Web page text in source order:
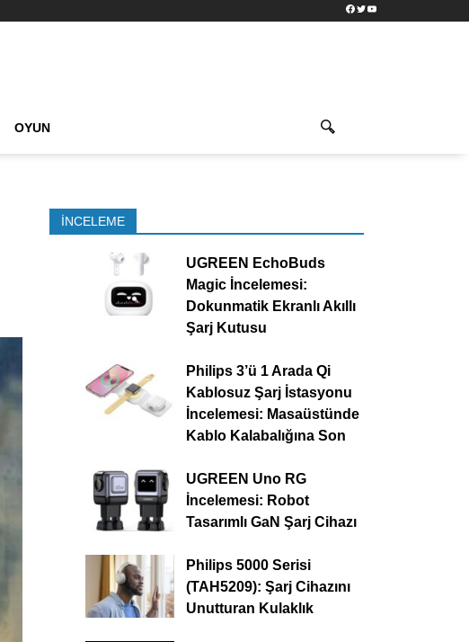
Facebook
TwitterYouTube
OYUN
İNCELEME
UGREEN EchoBuds
Magic İncelemesi:
Dokunmatik Ekranlı Akıllı
Şarj Kutusu
Philips 3’ü 1 Arada Qi
Kablosuz Şarj İstasyonu
İncelemesi: Masaüstünde
Kablo Kalabalığına Son
UGREEN Uno RG
İncelemesi: Robot
Tasarımlı GaN Şarj Cihazı
Philips 5000 Serisi
(TAH5209): Şarj Cihazını
Unutturan Kulaklık